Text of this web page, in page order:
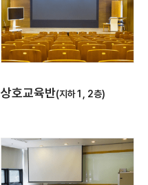
상호교육반(지하1, 2층)